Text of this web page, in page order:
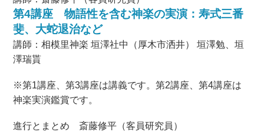
第4講座 物語性を含む神楽の実演：寿式三番
斐、大蛇退治など
講師：相模里神楽 垣澤社中（厚木市洒井） 垣澤勉、垣
澤瑞貰
※第1講座、第3講座は講義です。第2講座、第4講座は
神楽実演鑑賞です。
進行とまとめ 斎藤修平（客員研究員）